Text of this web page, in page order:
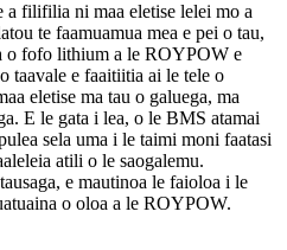
a filifilia ni maa eletise lelei mo a
te faamuamua mea e pei o tau,
o fofo lithium a le ROYPOW e
taavale e faaitiitia ai le tele o
eletise ma tau o galuega, ma
E le gata i lea, o le BMS atamai
sela uma i le taimi moni faatasi
atili o le saogalemu.
e mautinoa le faioloa i le
o oloa a le ROYPOW.